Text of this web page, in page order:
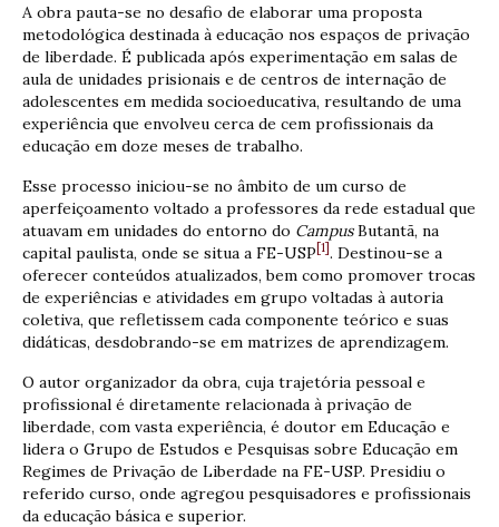
A obra pauta-se no desafio de elaborar uma proposta
metodológica destinada à educação nos espaços de privação
de liberdade. É publicada após experimentação em salas de
aula de unidades prisionais e de centros de internação de
adolescentes em medida socioeducativa, resultando de uma
experiência que envolveu cerca de cem profissionais da
educação em doze meses de trabalho.
Esse processo iniciou-se no âmbito de um curso de
aperfeiçoamento voltado a professores da rede estadual que
atuavam em unidades do entorno do CampusButantã, na
capital paulista, onde se situa a FE-USP [1]. Destinou-se a
oferecer conteúdos atualizados, bem como promover trocas
de experiências e atividades em grupo voltadas à autoria
coletiva, que refletissem cada componente teórico e suas
didáticas, desdobrando-se em matrizes de aprendizagem.
O autor organizador da obra, cuja trajetória pessoal e
profissional é diretamente relacionada à privação de
liberdade, com vasta experiência, é doutor em Educação e
lidera o Grupo de Estudos e Pesquisas sobre Educação em
Regimes de Privação de Liberdade na FE-USP. Presidiu o
referido curso, onde agregou pesquisadores e profissionais
da educação básica e superior.